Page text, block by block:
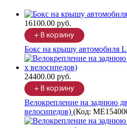
16100.00 руб.
Бокс на крышу автомобиля
24400.00 руб.
Велокрепление на заднюю
велосипедов) (Код: